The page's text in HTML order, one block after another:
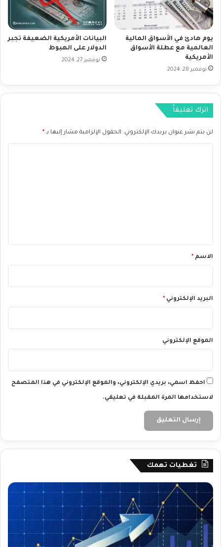
د
ا
ل
ن
ت
ا
ئ
ي
و
م
ح
ا
س
م
س
و
يوم هادئ في الأسواق المالية
العالمية مع عطلة الأسواق
الأمريكية
نوفمبر 28, 2024
البيانات الأمريكية الضعيفة تجبر
الدولار على الهبوط
نوفمبر 27, 2024
اترك تعليقاً
لن يتم نشر عنوان بريدك الإلكتروني. الحقول الإلزامية مشار إليها بـ *
*الاسم *
البريد الإلكتروني *
الموقع الإلكتروني
احفظ اسمي، بريدي الإلكتروني، والموقع الإلكتروني في هذا المتصفح
لاستخدامها المرة المقبلة في تعليقي.
تغطيات تهمك